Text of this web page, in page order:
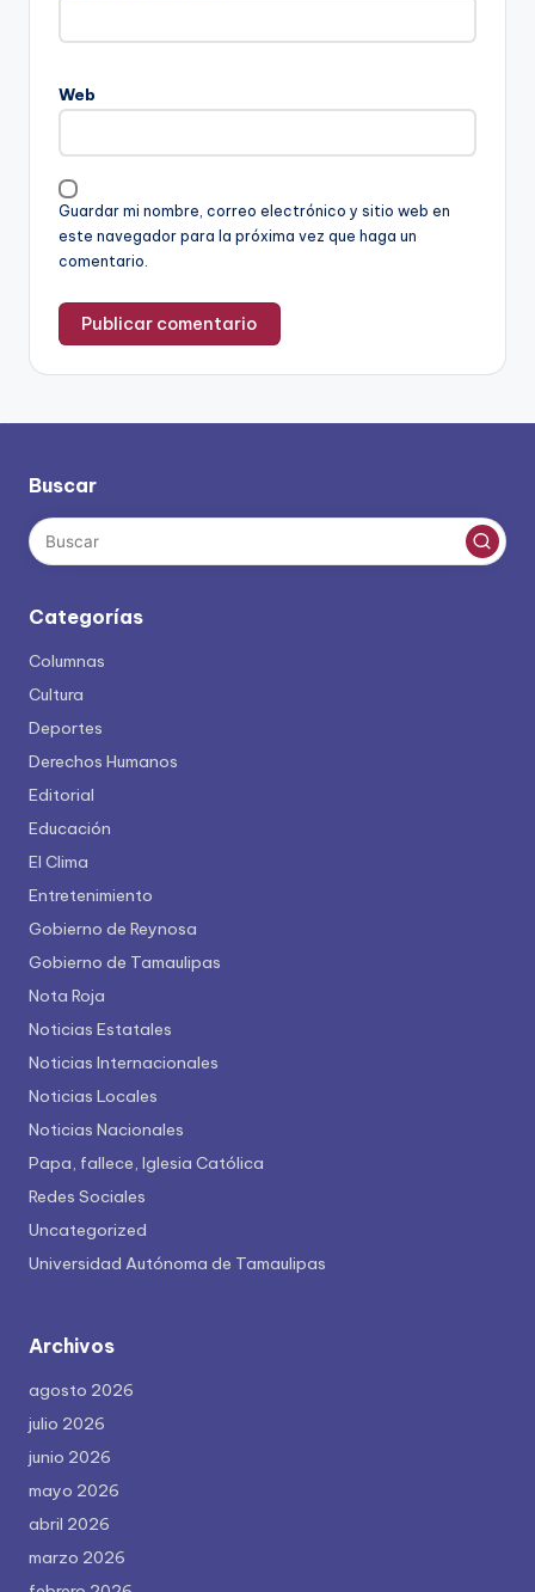
Web
Guardar mi nombre, correo electrónico y sitio web en
este navegador para la próxima vez que haga un
comentario.
Buscar
Categorías
Columnas
Cultura
Deportes
Derechos Humanos
Editorial
Educación
El Clima
Entretenimiento
Gobierno de Reynosa
Gobierno de Tamaulipas
Nota Roja
Noticias Estatales
Noticias Internacionales
Noticias Locales
Noticias Nacionales
Papa, fallece, Iglesia Católica
Redes Sociales
Uncategorized
Universidad Autónoma de Tamaulipas
Archivos
agosto 2026
julio 2026
junio 2026
mayo 2026
abril 2026
marzo 2026